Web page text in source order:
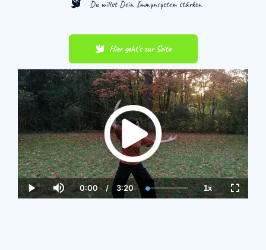
Du willst Dein Immynsystem stärken
Hier geht's zur Seite
Play Mute
Current
Time
0:00 / Duration
3:20 Loaded:
0.00%
1xPlayback
Rate